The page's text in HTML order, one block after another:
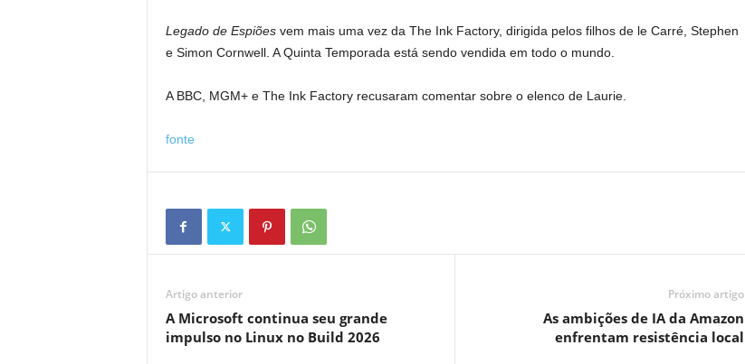
Legado de Espiões vem mais uma vez da The Ink Factory, dirigida pelos filhos de le Carré, Stephen
e Simon Cornwell. A Quinta Temporada está sendo vendida em todo o mundo.
A BBC, MGM+ e The Ink Factory recusaram comentar sobre o elenco de Laurie.
fonte
Artigo anterior
A Microsoft continua seu grande
impulso no Linux no Build 2026
Próximo artigo
As ambições de IA da Amazon
enfrentam resistência local